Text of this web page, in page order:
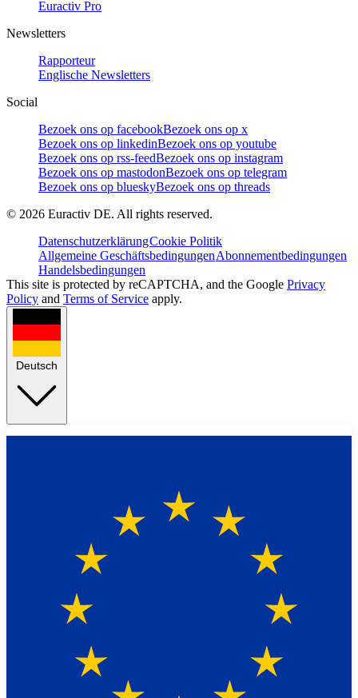
Euractiv Pro
Newsletters
Rapporteur
Englische Newsletters
Social
Bezoek ons op facebookBezoek ons op x
Bezoek ons op linkedinBezoek ons op youtube
Bezoek ons op rss-feedBezoek ons op instagram
Bezoek ons op mastodonBezoek ons op telegram
Bezoek ons op blueskyBezoek ons op threads
© 2026 Euractiv DE. All rights reserved.
DatenschutzerklärungCookie Politik
Allgemeine GeschäftsbedingungenAbonnementbedingungen
Handelsbedingungen
This site is protected by reCAPTCHA, and the Google Privacy
Policy and Terms of Service apply.
Deutsch